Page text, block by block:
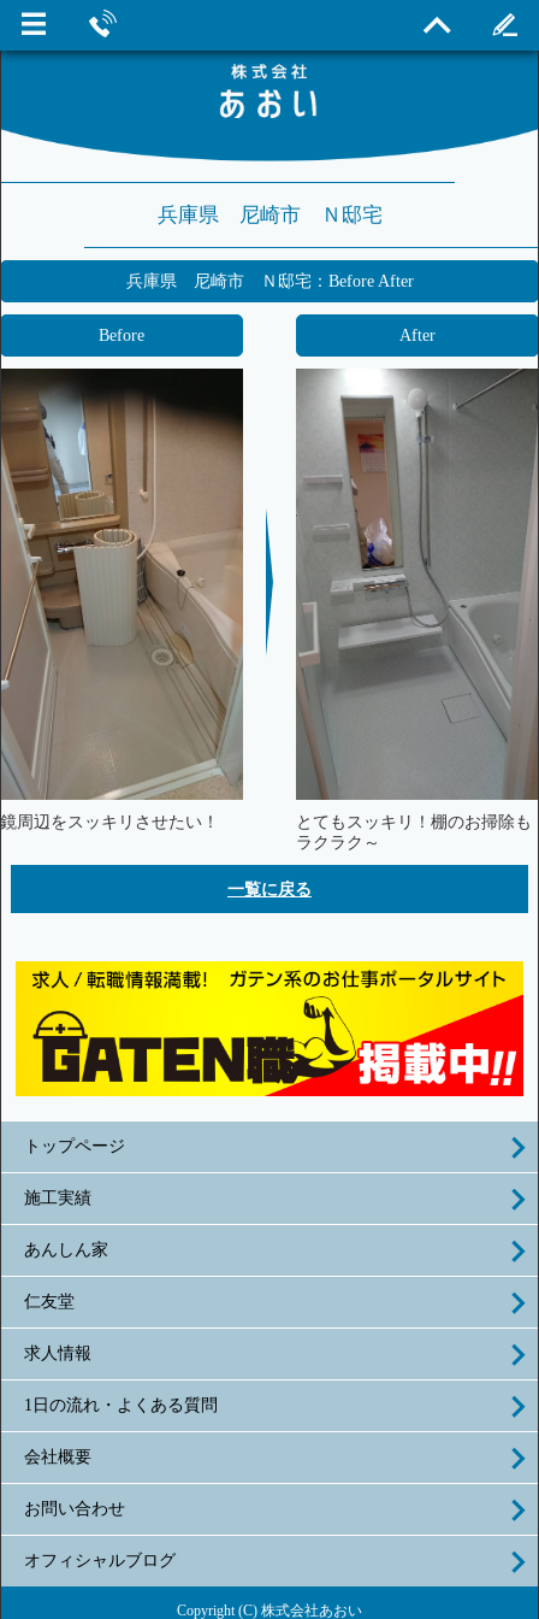
兵庫県 尼崎市 Ｎ邸宅
兵庫県 尼崎市 Ｎ邸宅：Before After
Before
鏡周辺をスッキリさせたい！
After
とてもスッキリ！棚のお掃除も
ラクラク～
一覧に戻る
トップページ
施工実績
あんしん家
仁友堂
求人情報
1日の流れ・よくある質問
会社概要
お問い合わせ
オフィシャルブログ
Copyright (C) 株式会社あおい